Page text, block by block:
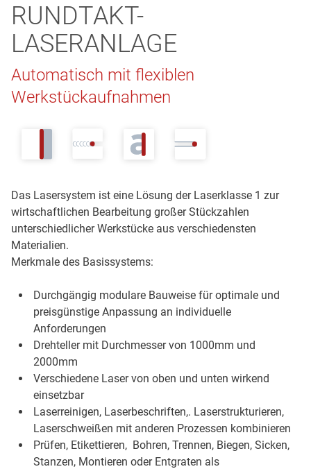
RUNDTAKT-
LASERANLAGE
Automatisch mit flexiblen
Werkstückaufnahmen
Das Lasersystem ist eine Lösung der Laserklasse 1 zur
wirtschaftlichen Bearbeitung großer Stückzahlen
unterschiedlicher Werkstücke aus verschiedensten
Materialien.
Merkmale des Basissystems:
Durchgängig modulare Bauweise für optimale und
preisgünstige Anpassung an individuelle
Anforderungen
Drehteller mit Durchmesser von 1000mm und
2000mm
Verschiedene Laser von oben und unten wirkend
einsetzbar
Laserreinigen, Laserbeschriften,. Laserstrukturieren,
Laserschweißen mit anderen Prozessen kombinieren
Prüfen, Etikettieren, Bohren, Trennen, Biegen, Sicken,
Stanzen, Montieren oder Entgraten als